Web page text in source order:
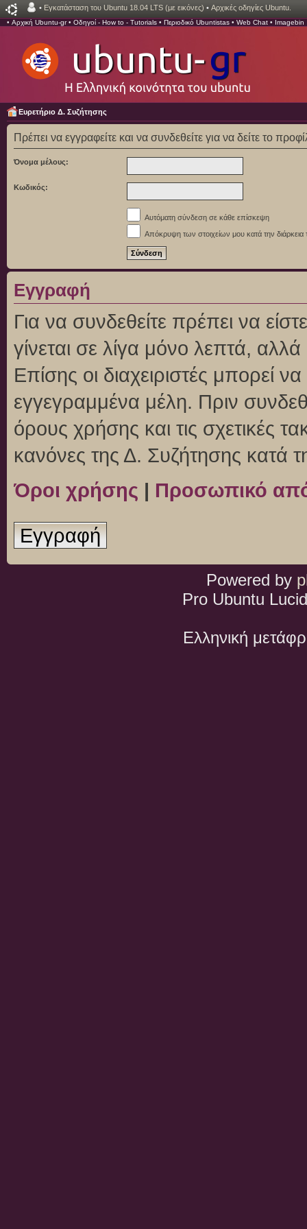
• Εγκατάσταση του Ubuntu 18.04 LTS (με εικόνες) • Αρχικές οδηγίες Ubuntu.
• Αρχική Ubuntu-gr• Οδηγοί - How to - Tutorials • Περιοδικό Ubuntistas • Web Chat • Imagebin
Ευρετήριο Δ. Συζήτησης
Πρέπει να εγγραφείτε και να συνδεθείτε για να δείτε το
Όνομα μέλους:
Κωδικός:
Αυτόματη σύνδεση σε κάθε επίσκεψη
Απόκρυψη των στοιχείων μου κατά την διάρκεια
Εγγραφή
Για να συνδεθείτε πρέπει να
γίνεται σε λίγα μόνο λεπτά,
Επίσης οι διαχειριστές μπορεί
εγγεγραμμένα μέλη. Πριν
όρους χρήσης και τις σχετικές
κανόνες της Δ. Συζήτησης κατά
Όροι χρήσης | Προσωπικό
Εγγραφή
Powered by
Pro Ubuntu
Ελληνική